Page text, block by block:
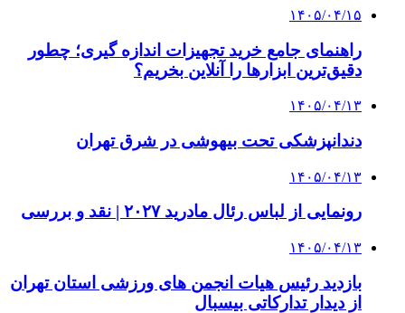
۱۴۰۵/۰۴/۱۵
راهنمای جامع خرید تجهیزات اندازه گیری؛ چطور
دقیق‌ترین ابزارها را آنلاین بخریم؟
۱۴۰۵/۰۴/۱۳
دندانپزشکی تحت بیهوشی در شرق تهران
۱۴۰۵/۰۴/۱۳
رونمایی از لباس رئال مادرید ۲۰۲۷ | نقد و بررسی
۱۴۰۵/۰۴/۱۳
بازدید رئیس هیات انجمن های ورزشی استان تهران
از دیدار تدارکاتی بیسبال